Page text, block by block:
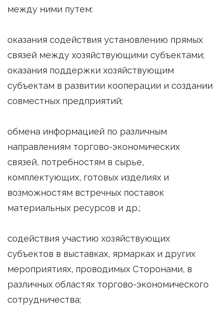
между ними путем:
оказания содействия установлению прямых
связей между хозяйствующими субъектами;
оказания поддержки хозяйствующим
субъектам в развитии кооперации и создании
совместных предприятий;
обмена информацией по различным
направлениям торгово-экономических
связей, потребностям в сырье,
комплектующих, готовых изделиях и
возможностям встречных поставок
материальных ресурсов и др.;
содействия участию хозяйствующих
субъектов в выставках, ярмарках и других
мероприятиях, проводимых Сторонами, в
различных областях торгово-экономического
сотрудничества;